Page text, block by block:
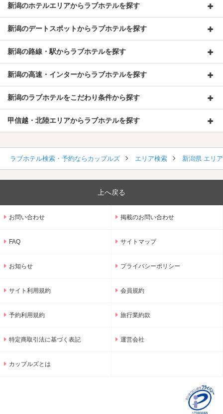
新潟のホテルエリアからラブホテルを探す
新潟のデートスポットからラブホテルを探す
新潟の路線・駅からラブホテルを探す
新潟の高速・インターからラブホテルを探す
新潟のラブホテルをこだわり条件から探す
甲信越・北陸エリアからラブホテルを探す
ラブホテル検索・予約ならカップルズ エリア検索 新潟県 エリ
上へ戻る
お問い合わせ 掲載のお問い合わせ
FAQ サイトマップ
お知らせ プライバシーポリシー
サイト利用規約 会員規約
予約利用規約 旅行業約款
特定商取引法に基づく表記 運営会社
カップルズとは